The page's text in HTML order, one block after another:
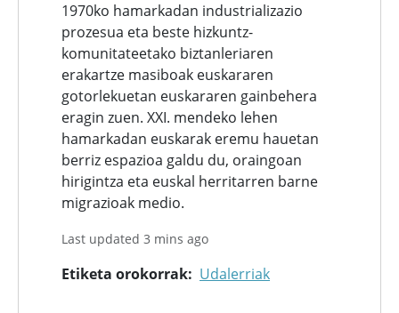
1970ko hamarkadan industrializazio
prozesua eta beste hizkuntz-
komunitateetako biztanleriaren
erakartze masiboak euskararen
gotorlekuetan euskararen gainbehera
eragin zuen. XXI. mendeko lehen
hamarkadan euskarak eremu hauetan
berriz espazioa galdu du, oraingoan
hirigintza eta euskal herritarren barne
migrazioak medio.
Last updated 3 mins ago
Etiketa orokorrak Udalerriak